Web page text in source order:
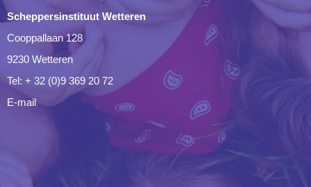
Scheppersinstituut Wetteren
Cooppallaan 128
9230 Wetteren
Tel: + 32 (0)9 369 20 72
E-mail